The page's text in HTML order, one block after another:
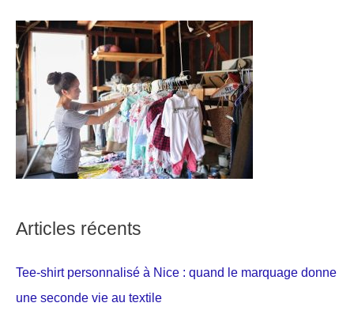
Articles récents
Tee-shirt personnalisé à Nice : quand le marquage donne
une seconde vie au textile